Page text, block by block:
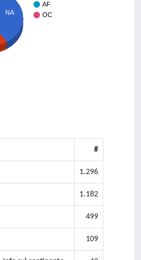
AF
OC
NA
#
1.296
1.182
499
109